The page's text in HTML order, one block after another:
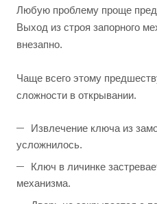
Любую проблему проще
Выход из строя запорного
внезапно.
Чаще всего этому
сложности в открывании.
Извлечение ключа из
усложнилось.
Ключ в личинке
механизма.